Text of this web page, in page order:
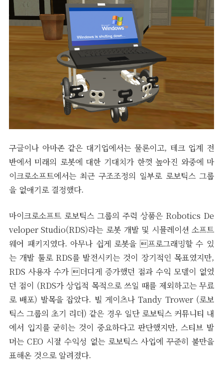
구글이나 아마존 같은 대기업에서는 물론이고, 테크 업계 전
반에서 미래의 로봇에 대한 기대치가 한껏 높아진 와중에 마
이크로소프트에서는 최근 구조조정의 일부로 로보틱스 그룹
을 없애기로 결정했다.
마이크로소프트 로보틱스 그룹의 주력 상품은 Robotics De
veloper Studio(RDS)라는 로봇 개발 및 시뮬레이션 소프트
웨어 패키지였다. 아무나 쉽게 로봇을 프로그래밍할 수 있
는 개발 툴로 RDS를 발전시키는 것이 장기적인 목표였지만,
RDS 사용자 수가 더디게 증가했던 점과 수익 모델이 없었
던 점이 (RDS가 상업적 목적으로 쓰일 때를 제외하고는 무료
로 배포) 발목을 잡았다. 빌 게이츠나 Tandy Trower (로보
틱스 그룹의 초기 리더) 같은 경우 일단 로보틱스 커뮤니티 내
에서 입지를 굳히는 것이 중요하다고 판단했지만, 스티브 발
머는 CEO 시절 수익성 없는 로보틱스 사업에 꾸준히 불만을
표해온 것으로 알려졌다.